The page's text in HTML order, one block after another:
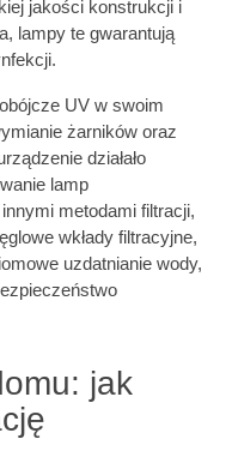
jakości konstrukcji i
lampy te gwarantują
UV w swoim
żarników oraz
działało
lamp
metodami filtracji,
wkłady filtracyjne,
uzdatnianie wody,
jak